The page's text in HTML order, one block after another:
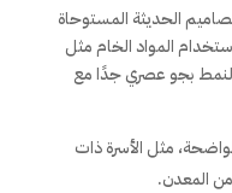
الحديثة المستوحاة
المواد الخام مثل
النمط بجو عصري جدًا مع
مثل الأسرة ذات
من المعدن.